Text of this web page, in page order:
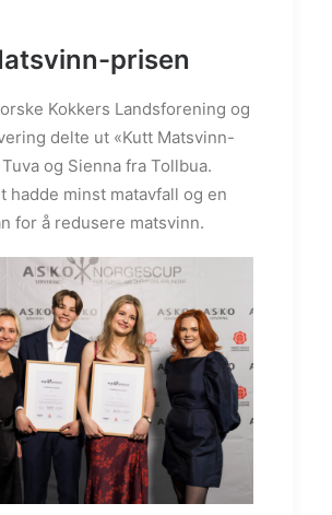
prisen
Kokkers Landsforening og
delte ut «Kutt Matsvinn-
og Sienna fra Tollbua.
hadde minst matavfall og en
for å redusere matsvinn.